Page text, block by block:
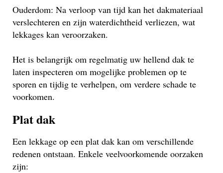
Ouderdom: Na verloop van tijd kan het dakmateriaal
verslechteren en zijn waterdichtheid verliezen, wat
lekkages kan veroorzaken.
Het is belangrijk om regelmatig uw hellend dak te
laten inspecteren om mogelijke problemen op te
sporen en tijdig te verhelpen, om verdere schade te
voorkomen.
Plat dak
Een lekkage op een plat dak kan om verschillende
redenen ontstaan. Enkele veelvoorkomende oorzaken
zijn: